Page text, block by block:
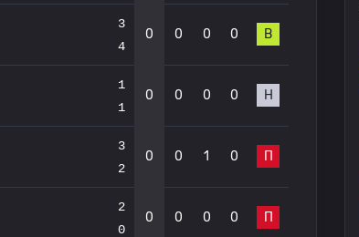
3
4
0 0 0 0 В
1
1
0 0 0 0 Н
3
2
0 0 1 0 П
2
0
0 0 0 0 П